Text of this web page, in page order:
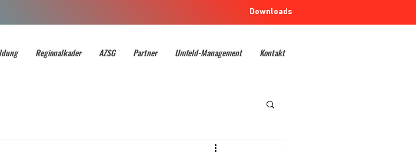
Downloads
Regionalkader AZSG Partner Umfeld-Management Kontakt